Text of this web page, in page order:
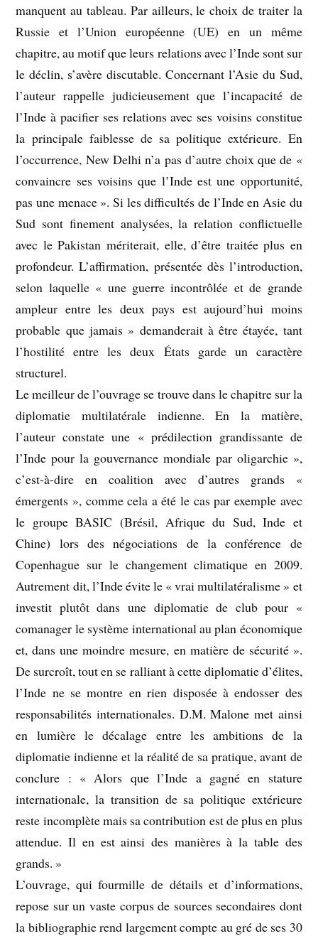
manquent au tableau. Par ailleurs, le choix de traiter la
Russie et l’Union européenne (UE) en un même
chapitre, au motif que leurs relations avec l’Inde sont sur
le déclin, s’avère discutable. Concernant l’Asie du Sud,
l’auteur rappelle judicieusement que l’incapacité de
l’Inde à pacifier ses relations avec ses voisins constitue
la principale faiblesse de sa politique extérieure. En
l’occurrence, New Delhi n’a pas d’autre choix que de «
convaincre ses voisins que l’Inde est une opportunité,
pas une menace ». Si les difficultés de l’Inde en Asie du
Sud sont finement analysées, la relation conflictuelle
avec le Pakistan mériterait, elle, d’être traitée plus en
profondeur. L’affirmation, présentée dès l’introduction,
selon laquelle « une guerre incontrôlée et de grande
ampleur entre les deux pays est aujourd’hui moins
probable que jamais » demanderait à être étayée, tant
l’hostilité entre les deux États garde un caractère
structurel.
Le meilleur de l’ouvrage se trouve dans le chapitre sur la
diplomatie multilatérale indienne. En la matière,
l’auteur constate une « prédilection grandissante de
l’Inde pour la gouvernance mondiale par oligarchie »,
c’est-à-dire en coalition avec d’autres grands «
émergents », comme cela a été le cas par exemple avec
le groupe BASIC (Brésil, Afrique du Sud, Inde et
Chine) lors des négociations de la conférence de
Copenhague sur le changement climatique en 2009.
Autrement dit, l’Inde évite le « vrai multilatéralisme » et
investit plutôt dans une diplomatie de club pour «
comanager le système international au plan économique
et, dans une moindre mesure, en matière de sécurité ».
De surcroît, tout en se ralliant à cette diplomatie d’élites,
l’Inde ne se montre en rien disposée à endosser des
responsabilités internationales. D.M. Malone met ainsi
en lumière le décalage entre les ambitions de la
diplomatie indienne et la réalité de sa pratique, avant de
conclure : « Alors que l’Inde a gagné en stature
internationale, la transition de sa politique extérieure
reste incomplète mais sa contribution est de plus en plus
attendue. Il en est ainsi des manières à la table des
grands. »
L’ouvrage, qui fourmille de détails et d’informations,
repose sur un vaste corpus de sources secondaires dont
la bibliographie rend largement compte au gré de ses 30